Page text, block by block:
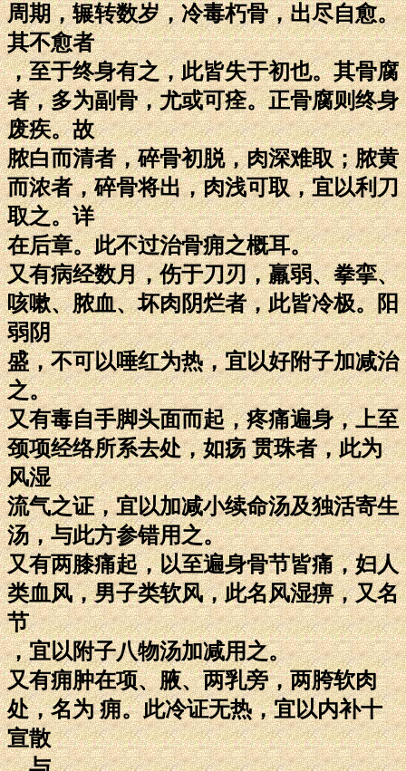
周期，辗转数岁，冷毒朽骨，出尽自愈。
其不愈者
，至于终身有之，此皆失于初也。其骨腐
者，多为副骨，尤或可痊。正骨腐则终身
废疾。故
脓白而清者，碎骨初脱，肉深难取；脓黄
而浓者，碎骨将出，肉浅可取，宜以利刀
取之。详
在后章。此不过治骨痈之概耳。
又有病经数月，伤于刀刃，羸弱、拳挛、
咳嗽、脓血、坏肉阴烂者，此皆冷极。阳
弱阴
盛，不可以唾红为热，宜以好附子加减治
之。
又有毒自手脚头面而起，疼痛遍身，上至
颈项经络所系去处，如疡 贯珠者，此为
风湿
流气之证，宜以加减小续命汤及独活寄生
汤，与此方参错用之。
又有两膝痛起，以至遍身骨节皆痛，妇人
类血风，男子类软风，此名风湿痹，又名
节
，宜以附子八物汤加减用之。
又有痈肿在项、腋、两乳旁，两胯软肉
处，名为 痈。此冷证无热，宜以内补十
宣散